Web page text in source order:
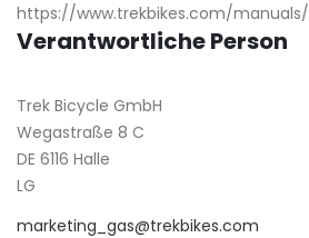
https://www.trekbikes.com/manuals/
Verantwortliche Person
Trek Bicycle GmbH
Wegastraße 8 C
DE 6116 Halle
LG
marketing_gas@trekbikes.com